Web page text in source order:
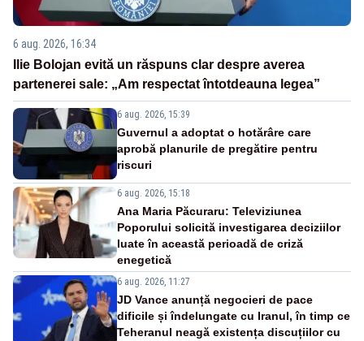
6 aug. 2026, 16:34
Ilie Bolojan evită un răspuns clar despre averea
partenerei sale: „Am respectat întotdeauna legea”
6 aug. 2026, 15:39
Guvernul a adoptat o hotărâre care
aprobă planurile de pregătire pentru
riscuri
6 aug. 2026, 15:18
Ana Maria Păcuraru: Televiziunea
Poporului solicită investigarea deciziilor
luate în această perioadă de criză
enegetică
6 aug. 2026, 11:27
JD Vance anunță negocieri de pace
dificile și îndelungate cu Iranul, în timp ce
Teheranul neagă existența discuțiilor cu